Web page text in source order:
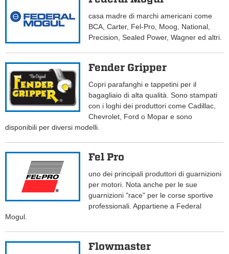
casa madre di marchi americani come
BCA, Carter, Fel-Pro, Moog, National,
Precision, Sealed Power, Wagner ed altri.
Fender Gripper
Copri parafanghi e tappetini per il
bagagliaio di alta qualità. Sono stampati
con i loghi dei produttori come Cadillac,
Chevrolet, Ford o Mopar e sono
disponibili per diversi modelli.
Fel Pro
uno dei principali produttori di guarnizioni
per motori. Nota anche per le sue
guarnizioni "race" per le corse sportive
professionali. Appartiene a Federal
Mogul.
Flowmaster